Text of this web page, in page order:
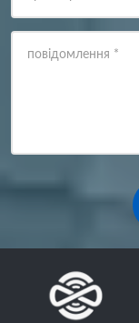
повідомлення *